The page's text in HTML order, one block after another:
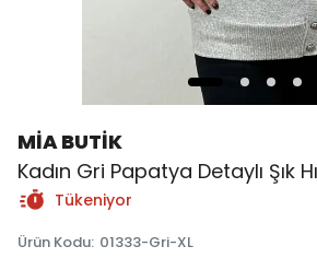
MİA BUTİK
Kadın Gri Papatya Detaylı Şık
Tükeniyor
Ürün Kodu: 01333-Gri-XL